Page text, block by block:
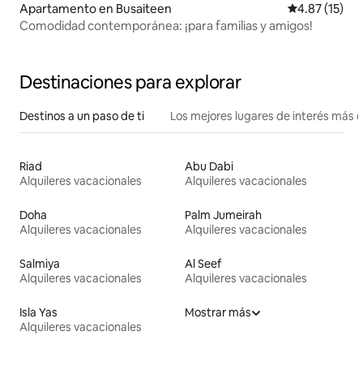
Apartamento en Busaiteen Calificación
4.87 (15)
Comodidad contemporánea: ¡para familias y amigos!
Destinaciones para explorar
Destinos a un paso de ti Los mejores lugares de interés más
Riad
Alquileres vacacionales
Abu Dabi
Alquileres vacacionales
Doha
Alquileres vacacionales
Palm Jumeirah
Alquileres vacacionales
Salmiya
Alquileres vacacionales
Al Seef
Alquileres vacacionales
Isla Yas
Alquileres vacacionales
Mostrar más